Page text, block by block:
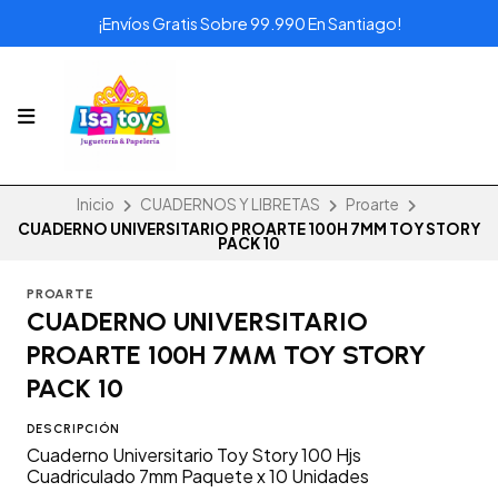
¡Envíos Gratis Sobre 99.990 En Santiago!
Inicio CUADERNOS Y LIBRETAS
Proarte
CUADERNO UNIVERSITARIO PROARTE 100H 7MM TOY STORY
PACK 10
PROARTE
CUADERNO UNIVERSITARIO
PROARTE 100H 7MM TOY STORY
PACK 10
DESCRIPCIÓN
Cuaderno Universitario Toy Story 100 Hjs
Cuadriculado 7mm Paquete x 10 Unidades